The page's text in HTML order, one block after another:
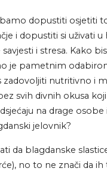
dopustiti osjetiti
i dopustiti si uživati u
i stresa. Kako
je pametnim
zadovoljiti nutritivno i
svih divnih okusa koji
na drage osobe i
jelovnik?
da blagdanske
no to ne znači da